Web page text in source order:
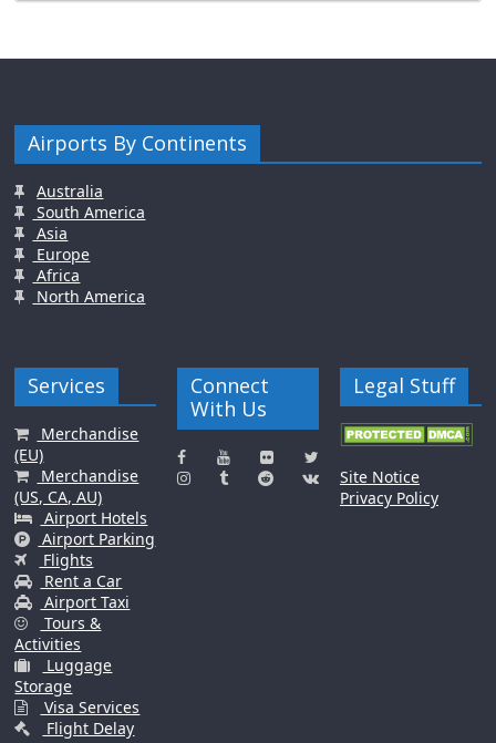
Airports By Continents
Australia
South America
Asia
Europe
Africa
North America
Services
Merchandise
(EU)
Merchandise
(US, CA, AU)
Airport Hotels
Airport Parking
Flights
Rent a Car
Airport Taxi
Tours &
Activities
Luggage
Storage
Visa Services
Flight Delay
Connect
With Us
Legal Stuff
Site Notice
Privacy Policy